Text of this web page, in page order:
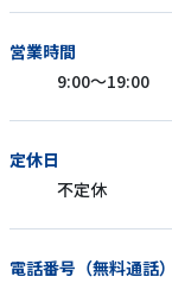
営業時間
9:00～19:00
定休日
不定休
電話番号（無料通話）